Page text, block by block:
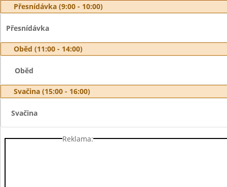
Přesnídávka (9:00 - 10:00)
Přesnídávka
Oběd (11:00 - 14:00)
Oběd
Svačina (15:00 - 16:00)
Svačina
Reklama: